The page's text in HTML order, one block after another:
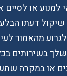
למנוע או
דעתו
לגרוע מהאמור
בשירותים
או במקרה